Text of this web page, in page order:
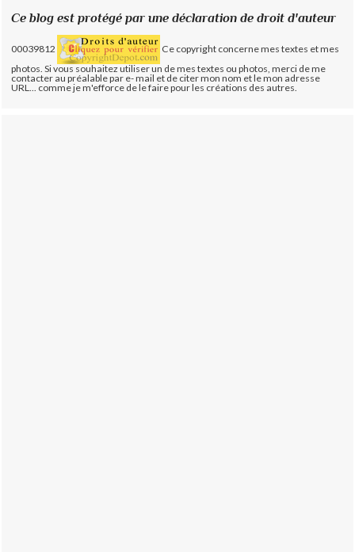
Ce blog est protégé par une déclaration de droit d'auteur
00039812
Ce copyright concerne mes textes et mes
photos. Si vous souhaitez utiliser un de mes textes ou photos, merci de me
contacter au préalable par e- mail et de citer mon nom et le mon adresse
URL... comme je m'efforce de le faire pour les créations des autres.